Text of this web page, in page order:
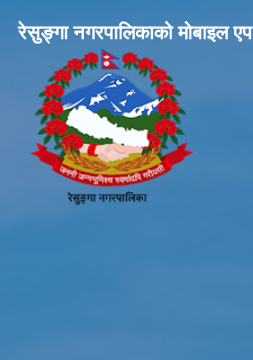
रेसुङ्गा नगरपालिकाकाे माेबाइल एप